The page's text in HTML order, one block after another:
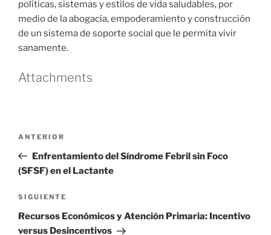
políticas, sistemas y estilos de vida saludables, por
medio de la abogacía, empoderamiento y construcción
de un sistema de soporte social que le permita vivir
sanamente.
Attachments
entradas
Entrada
anterior
ANTERIOR
Enfrentamiento del Síndrome Febril sin Foco
(SFSF) en el Lactante
Siguiente
entrada
SIGUIENTE
Recursos Económicos y Atención Primaria: Incentivo
versus Desincentivos